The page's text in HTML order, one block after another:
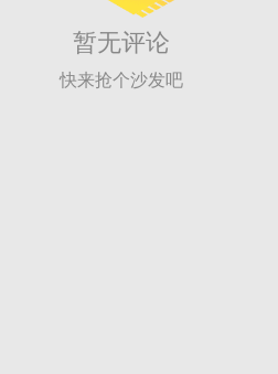
暂无评论
快来抢个沙发吧